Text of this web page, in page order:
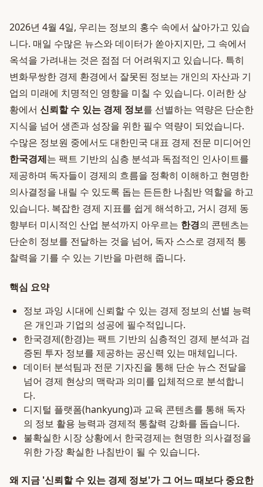
2026년 4월 4일, 우리는 정보의 홍수 속에서 살아가고 있습
니다. 매일 수많은 뉴스와 데이터가 쏟아지지만, 그 속에서
옥석을 가려내는 것은 점점 더 어려워지고 있습니다. 특히
변화무쌍한 경제 환경에서 잘못된 정보는 개인의 자산과 기
업의 미래에 치명적인 영향을 미칠 수 있습니다. 이러한 상
황에서 신뢰할 수 있는 경제 정보를 선별하는 역량은 단순한
지식을 넘어 생존과 성장을 위한 필수 역량이 되었습니다.
수많은 정보원 중에서도 대한민국 대표 경제 전문 미디어인
한국경제는 팩트 기반의 심층 분석과 독점적인 인사이트를
제공하며 독자들이 경제의 흐름을 정확히 이해하고 현명한
의사결정을 내릴 수 있도록 돕는 든든한 나침반 역할을 하고
있습니다. 복잡한 경제 지표를 쉽게 해석하고, 거시 경제 동
향부터 미시적인 산업 분석까지 아우르는 한경의 콘텐츠는
단순히 정보를 전달하는 것을 넘어, 독자 스스로 경제적 통
찰력을 기를 수 있는 기반을 마련해 줍니다.
핵심 요약
정보 과잉 시대에 신뢰할 수 있는 경제 정보의 선별 능력
은 개인과 기업의 성공에 필수적입니다.
한국경제(한경)는 팩트 기반의 심층적인 경제 분석과 검
증된 투자 정보를 제공하는 공신력 있는 매체입니다.
데이터 분석팀과 전문 기자진을 통해 단순 뉴스 전달을
넘어 경제 현상의 맥락과 의미를 입체적으로 분석합니
다.
디지털 플랫폼(hankyung)과 교육 콘텐츠를 통해 독자
의 정보 활용 능력과 경제적 통찰력 강화를 돕습니다.
불확실한 시장 상황에서 한국경제는 현명한 의사결정을
위한 가장 확실한 나침반이 될 수 있습니다.
왜 지금 '신뢰할 수 있는 경제 정보'가 그 어느 때보다 중요한